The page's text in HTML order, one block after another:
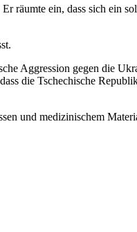
räumte ein, dass sich ein
Aggression gegen die
die Tschechische
und medizinischem